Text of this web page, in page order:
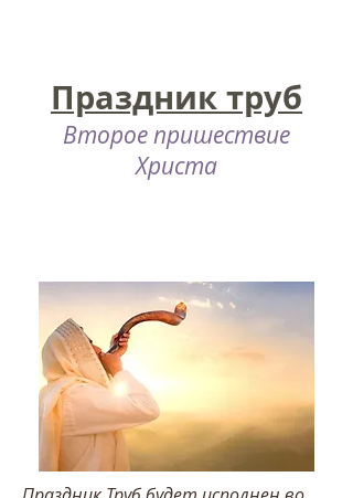
Праздник труб
Второе пришествие
Христа